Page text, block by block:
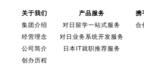
关于我们
集团介绍
经营理念
公司简介
创办历程
产品服务
对日留学一站式服务
对日业务系统开发服务
日本IT就职推荐服务
携
合